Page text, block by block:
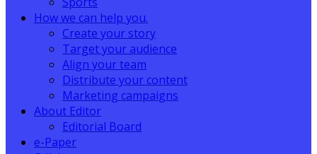
How we can help you.
Create your story
Target your audience
Align your team
Distribute your content
Marketing campaigns
About Editor
Editorial Board
e-Paper